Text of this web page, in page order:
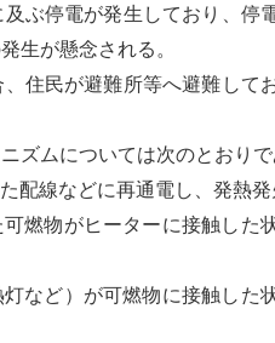
ぶ停電が発生しており、停
生が懸念される。
住民が避難所等へ避難して
ズムについては次のとおりで
線などに再通電し、発熱発
燃物がヒーターに接触した
など）が可燃物に接触した